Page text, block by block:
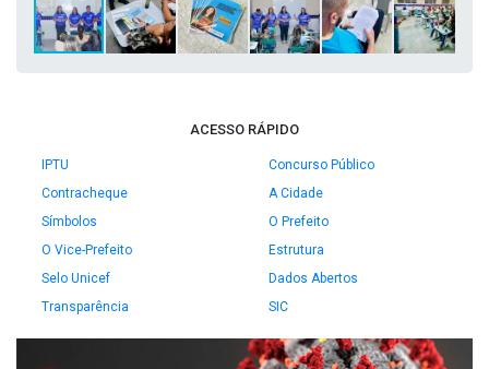
ACESSO RÁPIDO
IPTU
Concurso Público
Contracheque
A Cidade
Símbolos
O Prefeito
O Vice-Prefeito
Estrutura
Selo Unicef
Dados Abertos
Transparência
SIC